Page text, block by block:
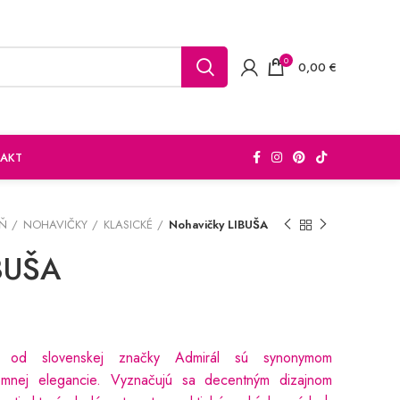
0 0,00 €
NOHAVIČKY KLASICKÉ Nohavičky LIBUŠA
od slovenskej značky Admirál sú synonymom
elegancie. Vyznačujú sa decentným dizajnom